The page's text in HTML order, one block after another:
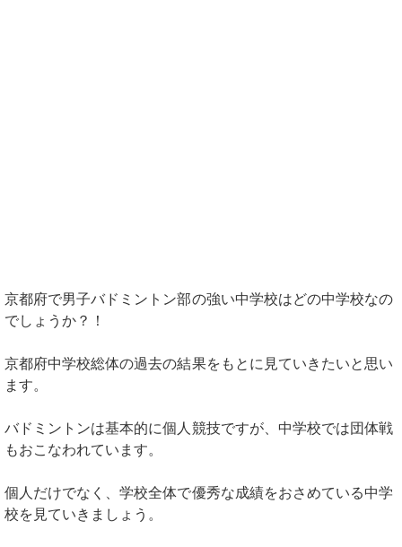
京都府で男子バドミントン部の強い中学校はどの中学校なの
でしょうか？！
京都府中学校総体の過去の結果をもとに見ていきたいと思い
ます。
バドミントンは基本的に個人競技ですが、中学校では団体戦
もおこなわれています。
個人だけでなく、学校全体で優秀な成績をおさめている中学
校を見ていきましょう。